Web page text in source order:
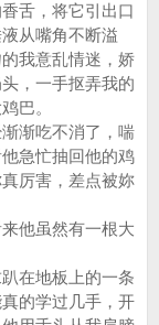
舌，将它引出口
从嘴角不断溢
我意乱情迷，娇
，一手抠弄我的
巴。
渐吃不消了，喘
急忙抽回他的鸡
厉害，差点被妳
他虽然有一根大
在地板上的一条
的学过几手，开